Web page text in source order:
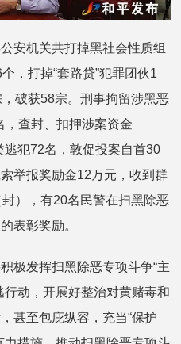
机关共打掉黑社会性质组
，打掉“套路贷”犯罪团伙1
破获58宗。刑事拘留涉黑恶
查封、扣押涉案资金
犯72名，敦促投案自首30
举报奖励金12万元，收到群
），有20名民警在扫黑除恶
表彰奖励。
发挥扫黑除恶专项斗争“主
行动，开展好整治对黄赌毒和
甚至包庇纵容，充当“保护